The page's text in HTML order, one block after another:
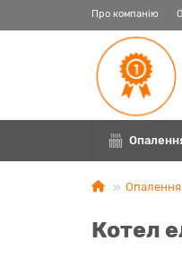
Про компанію
Опалення
Котел